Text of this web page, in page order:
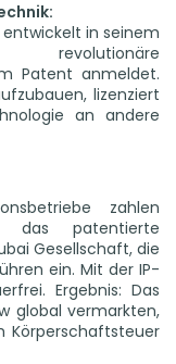
entwickelt in seinem
revolutionäre
Patent anmeldet.
lizenziert
an andere
zahlen
das patentierte
Gesellschaft, die
ein. Mit der IP-
Ergebnis: Das
global vermarkten,
Körperschaftsteuer